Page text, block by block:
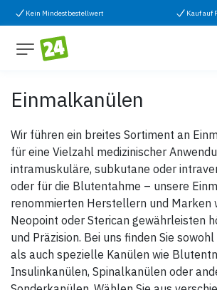
Zum Inhalt springen
Kein Mindestbestellwert Kauf auf
Einmalkanülen
Wir führen ein breites Sortiment an
für eine Vielzahl medizinischer
intramuskuläre, subkutane oder
oder für die Blutentahme – unsere
renommierten Herstellern und Marken
Neopoint oder Sterican gewährleisten
und Präzision. Bei uns finden Sie
als auch spezielle Kanülen wie
Insulinkanülen, Spinalkanülen oder